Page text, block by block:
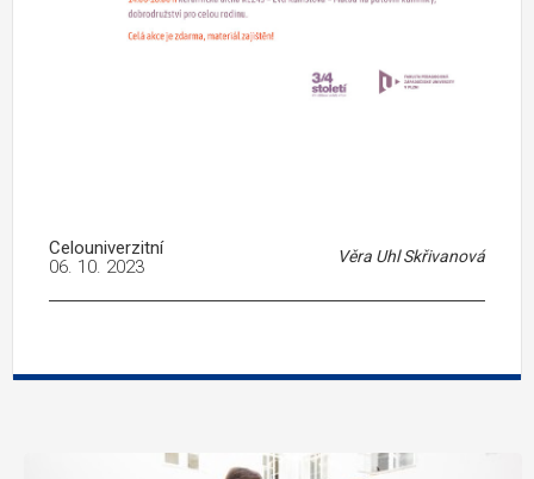
Celouniverzitní Věra Uhl Skřivanová
06. 10. 2023